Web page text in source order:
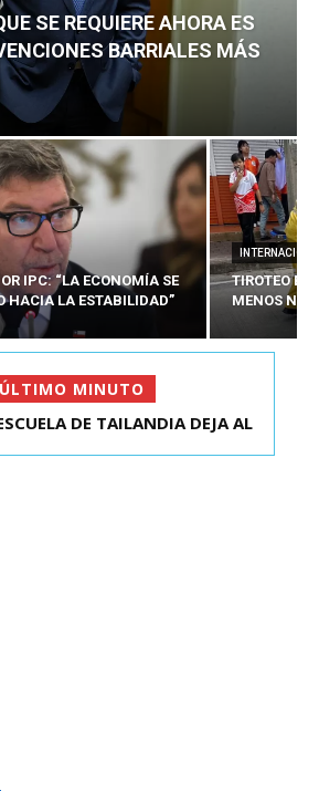
SE REQUIERE AHORA ES
BARRIALES MÁS
IPC: “LA ECONOMÍA SE
HACIA LA ESTABILIDAD”
TIROTEO
MENOS
ÚLTIMO MINUTO
DE TAILANDIA DEJA AL